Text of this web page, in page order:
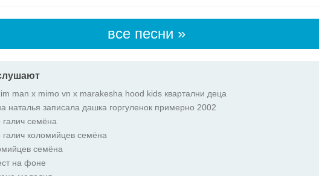
все песни »
man x mimo vn x marakesha hood kids квартални деца
наталья записала дашка горгуленок примерно 2002
галич семёна
галич коломийцев семёна
семёна
на фоне